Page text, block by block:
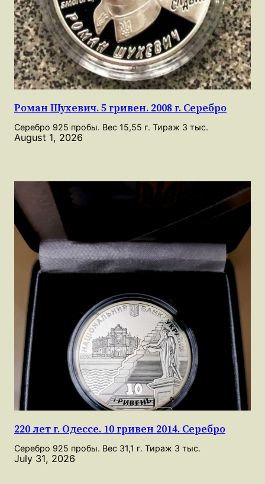
Роман Шухевич. 5 гривен. 2008 г. Серебро
Серебро 925 пробы. Вес 15,55 г. Тираж 3 тыс.
August 1, 2026
220 лет г. Одессе. 10 гривен 2014. Серебро
Серебро 925 пробы. Вес 31,1 г. Тираж 3 тыс.
July 31, 2026